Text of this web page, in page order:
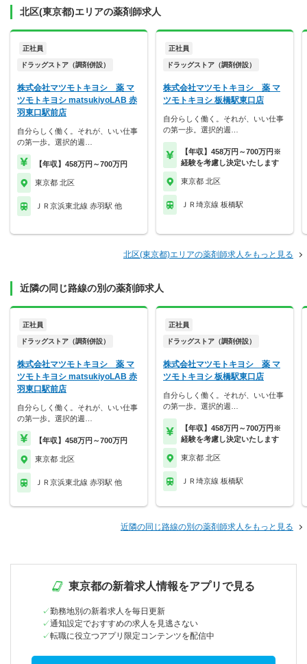
北区(東京都)エリアの薬剤師求人
正社員
ドラッグストア（調剤併設）
株式会社マツモトキヨシ 薬 マ
ツモトキヨシ matsukiyoLAB 赤
羽東口駅前店
自分らしく働く。それが、いい仕事
の第一歩。選択的週…
【年収】458万円～700万円
東京都 北区
ＪＲ京浜東北線 赤羽駅 他
正社員
ドラッグストア（調剤併設）
株式会社マツモトキヨシ 薬 マ
ツモトキヨシ 板橋駅東口店
自分らしく働く。それが、いい仕事
の第一歩。選択的週…
【年収】458万円～700万円※
経験を考慮し決定いたします
東京都 北区
ＪＲ埼京線 板橋駅
北区(東京都)エリアの薬剤師求人をもっと見る
近隣の同じ路線の別の薬剤師求人
正社員
ドラッグストア（調剤併設）
株式会社マツモトキヨシ 薬 マ
ツモトキヨシ matsukiyoLAB 赤
羽東口駅前店
自分らしく働く。それが、いい仕事
の第一歩。選択的週…
【年収】458万円～700万円
東京都 北区
ＪＲ京浜東北線 赤羽駅 他
正社員
ドラッグストア（調剤併設）
株式会社マツモトキヨシ 薬 マ
ツモトキヨシ 板橋駅東口店
自分らしく働く。それが、いい仕事
の第一歩。選択的週…
【年収】458万円～700万円※
経験を考慮し決定いたします
東京都 北区
ＪＲ埼京線 板橋駅
近隣の同じ路線の別の薬剤師求人をもっと見る
東京都の新着求人情報をアプリで見る
勤務地別の新着求人を毎日更新
通知設定でおすすめの求人を見逃さない
転職に役立つアプリ限定コンテンツを配信中